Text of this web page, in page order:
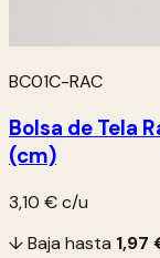
BC01C-RAC
Bolsa de Tela
(cm)
3,10 €c/u
↓ Baja hasta 1,97